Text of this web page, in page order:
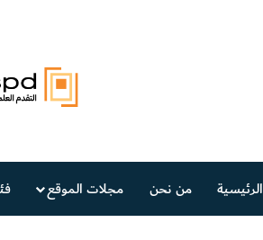
الرئيسية من نحن مجلات الموقع